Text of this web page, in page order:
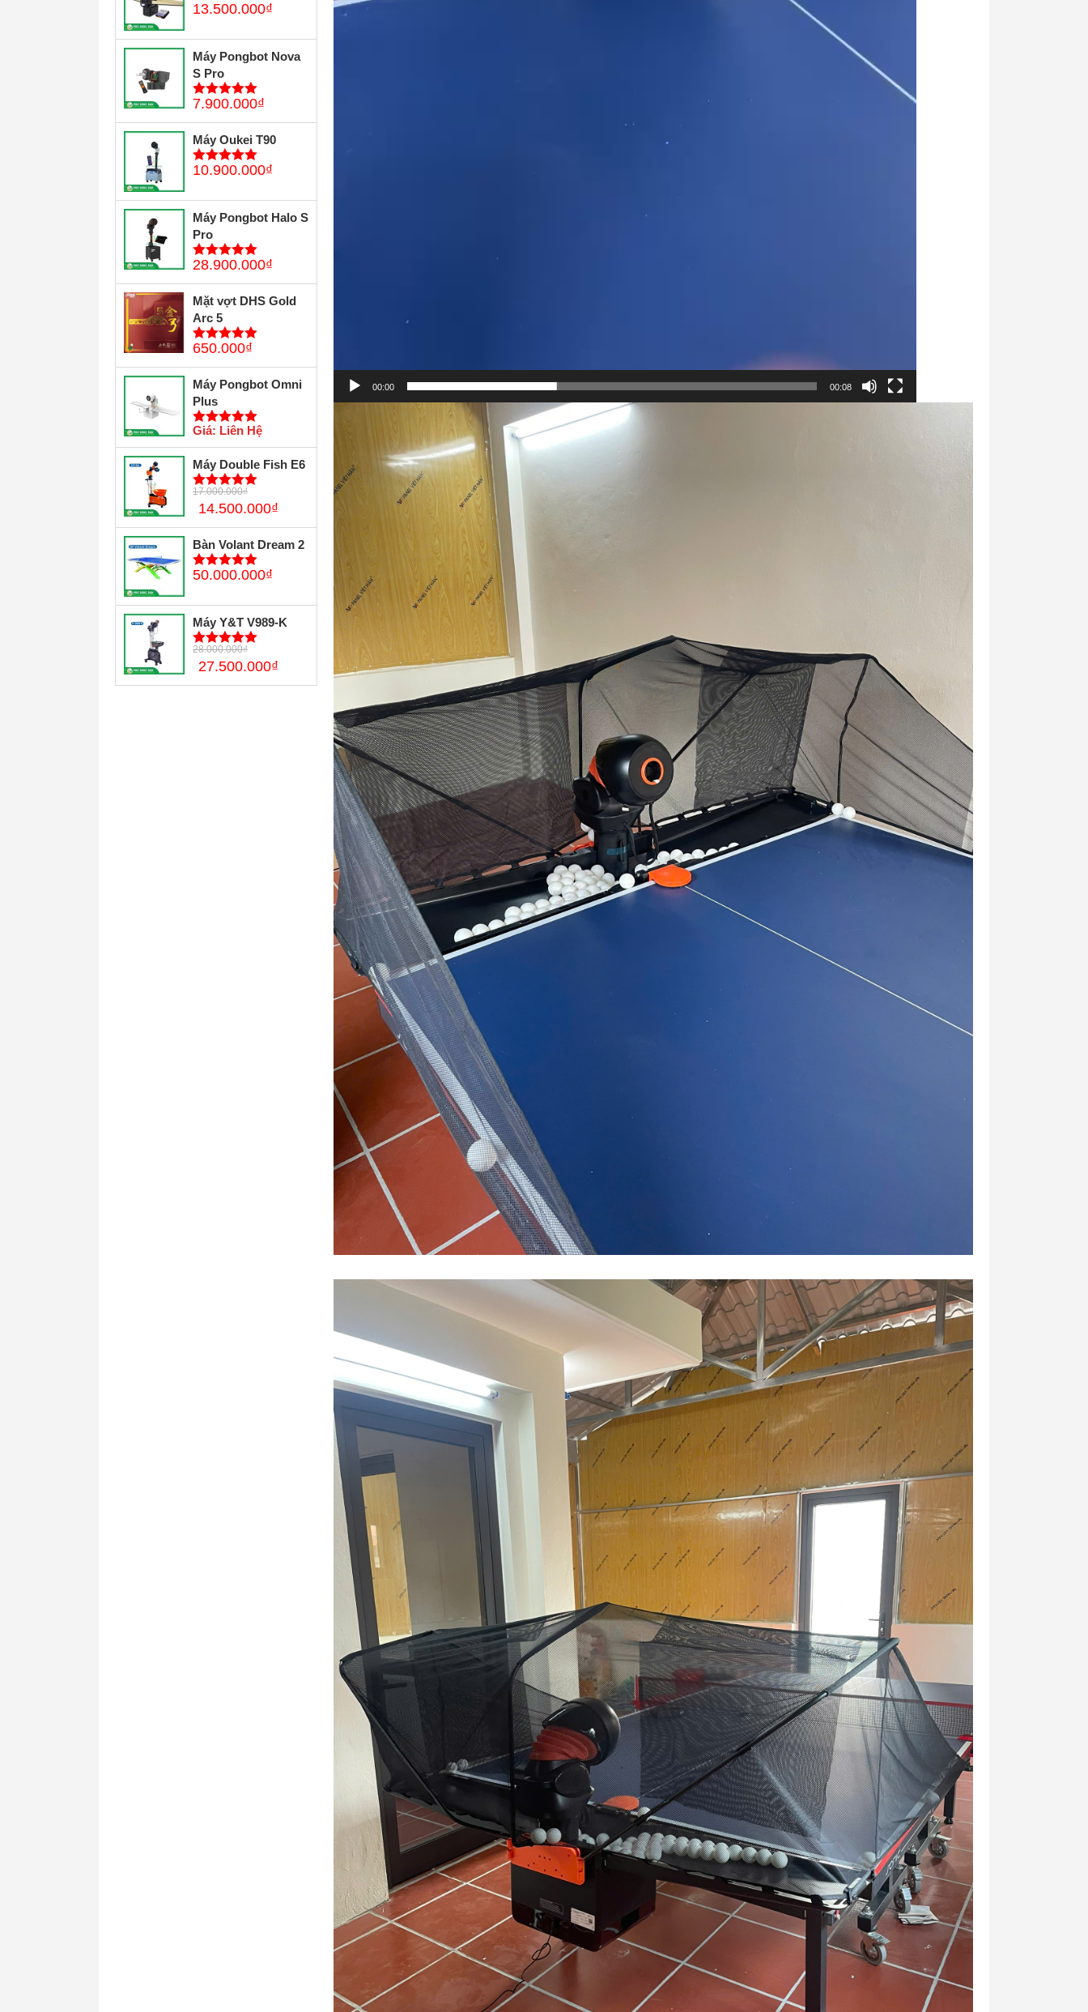
5trên 5
13.500.000₫
Máy Pongbot Nova
S Pro
5 trên 5
7.900.000₫
Máy Oukei T90
5trên 5
10.900.000₫
Máy Pongbot Halo S
Pro
5trên 5
28.900.000₫
Mặt vợt DHS Gold
Arc 5
5trên 5
650.000₫
Máy Pongbot Omni
Plus
5trên 5
Giá: Liên Hệ
Máy Double Fish E6
5 trên 5
17.000.000₫
14.500.000₫
Bàn Volant Dream 2
5trên 5
50.000.000₫
Máy Y&T V989-K
5trên 5
28.000.000₫
27.500.000₫
00:00 00:08